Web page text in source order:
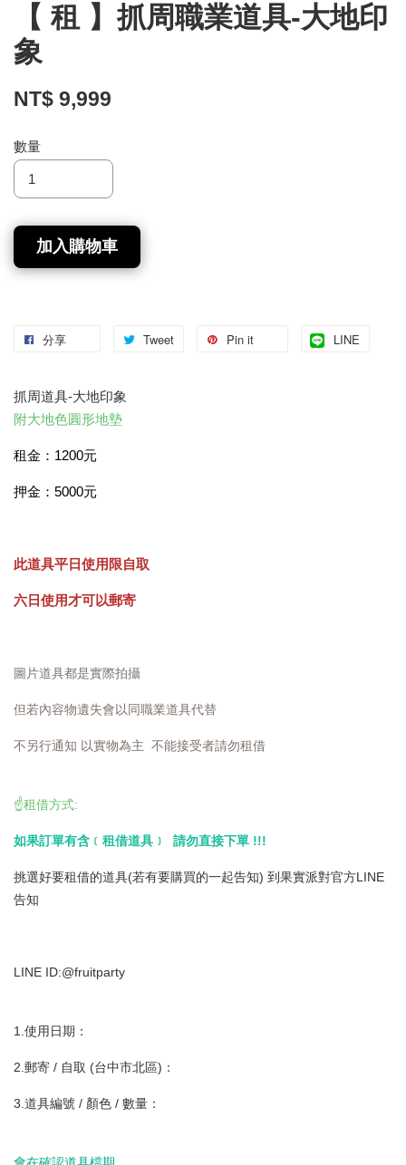
【 租 】抓周職業道具-大地印
象
NT$ 9,999
數量
加入購物車
分享 Tweet Pin it LINE
抓周道具-大地印象
附大地色圓形地墊
租金：1200元
押金：5000元
此道具平日使用限自取
六日使用才可以郵寄
圖片道具都是實際拍攝
但若內容物遺失會以同職業道具代替
不另行通知 以實物為主 不能接受者請勿租借
☝️租借方式:
如果訂單有含﹝租借道具﹞ 請勿直接下單 !!!
挑選好要租借的道具(若有要購買的一起告知) 到果實派對官方LINE
告知
LINE ID:@fruitparty
1.使用日期：
2.郵寄 / 自取 (台中市北區)：
3.道具編號 / 顏色 / 數量：